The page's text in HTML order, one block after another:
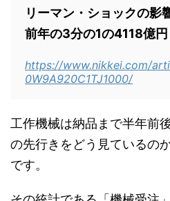
リーマン・ショックの影
前年の3分の1の4118億円
https://www.nikkei.com/
0W9A920C1TJ1000/
工作機械は納品まで半年前
の先行きをどう見ているの
です。